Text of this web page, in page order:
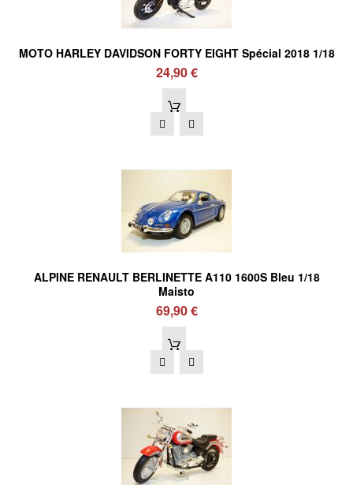
MOTO HARLEY DAVIDSON FORTY EIGHT Spécial 2018 1/18
24,90 €
ALPINE RENAULT BERLINETTE A110 1600S Bleu 1/18
Maisto
69,90 €